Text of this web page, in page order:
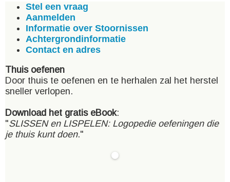
Stel een vraag
Aanmelden
Informatie over Stoornissen
Achtergrondinformatie
Contact en adres
Thuis oefenen
Door thuis te oefenen en te herhalen zal het herstel
sneller verlopen.
Download het gratis eBook:
"SLISSEN en LISPELEN: Logopedie oefeningen die
je thuis kunt doen."